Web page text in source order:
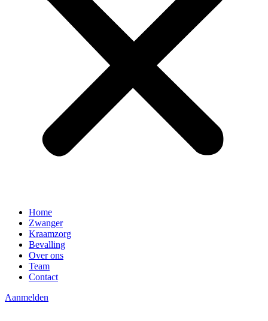
Home
Zwanger
Kraamzorg
Bevalling
Over ons
Team
Contact
Aanmelden